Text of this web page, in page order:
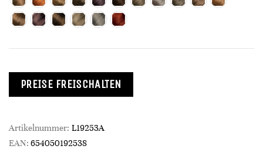
PREISE FREISCHALTEN
Artikelnummer: L19253A
EAN: 654050192538